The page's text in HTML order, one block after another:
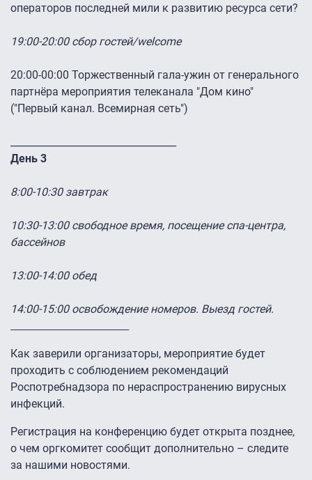
операторов последней мили к развитию ресурса сети?
19:00-20:00 сбор гостей/welcome
20:00-00:00 Торжественный гала-ужин от генерального
партнёра мероприятия телеканала "Дом кино"
("Первый канал. Всемирная сеть")
День 3
8:00-10:30 завтрак
10:30-13:00 свободное время, посещение спа-центра,
бассейнов
13:00-14:00 обед
14:00-15:00 освобождение номеров. Выезд гостей.
Как заверили организаторы, мероприятие будет
проходить с соблюдением рекомендаций
Роспотребнадзора по нераспространению вирусных
инфекций.
Регистрация на конференцию будет открыта позднее,
о чем оргкомитет сообщит дополнительно – следите
за нашими новостями.